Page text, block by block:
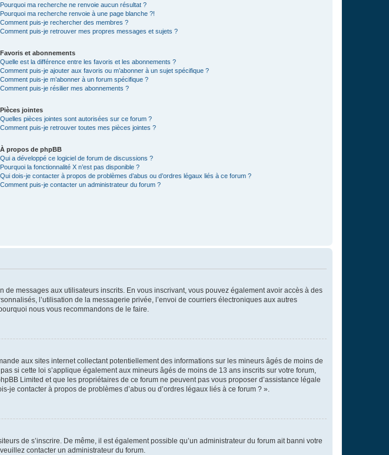
Pourquoi ma recherche ne renvoie aucun résultat ?
Pourquoi ma recherche renvoie à une page blanche ?!
Comment puis-je rechercher des membres ?
Comment puis-je retrouver mes propres messages et sujets ?
Favoris et abonnements
Quelle est la différence entre les favoris et les abonnements ?
Comment puis-je ajouter aux favoris ou m’abonner à un sujet spécifique ?
Comment puis-je m’abonner à un forum spécifique ?
Comment puis-je résilier mes abonnements ?
Pièces jointes
Quelles pièces jointes sont autorisées sur ce forum ?
Comment puis-je retrouver toutes mes pièces jointes ?
À propos de phpBB
Qui a développé ce logiciel de forum de discussions ?
Pourquoi la fonctionnalité X n’est pas disponible ?
Qui dois-je contacter à propos de problèmes d’abus ou d’ordres légaux liés à ce forum ?
Comment puis-je contacter un administrateur du forum ?
messages aux utilisateurs inscrits. En vous inscrivant, vous pouvez également avoir accès à des
l’utilisation de la messagerie privée, l’envoi de courriers électroniques aux autres
nous vous recommandons de le faire.
aux sites internet collectant potentiellement des informations sur les mineurs âgés de moins de
si cette loi s’applique également aux mineurs âgés de moins de 13 ans inscrits sur votre forum,
Limited et que les propriétaires de ce forum ne peuvent pas vous proposer d’assistance légale
contacter à propos de problèmes d’abus ou d’ordres légaux liés à ce forum ? ».
de s’inscrire. De même, il est également possible qu’un administrateur du forum ait banni votre
contacter un administrateur du forum.